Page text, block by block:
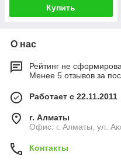
Купить
О нас
Рейтинг не
Менее 5 отзывов за
Работает с 22.11.2011
г. Алматы
Офис: г. Алматы, ул.
Контакты